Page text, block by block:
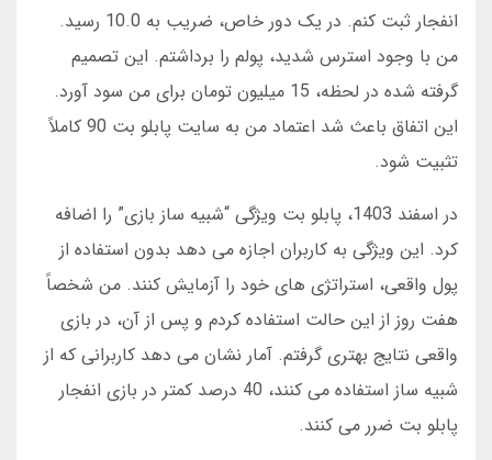
انفجار ثبت کنم. در یک دور خاص، ضریب به 10.0 رسید.
من با وجود استرس شدید، پولم را برداشتم. این تصمیم
گرفته شده در لحظه، 15 میلیون تومان برای من سود آورد.
این اتفاق باعث شد اعتماد من به سایت پابلو بت 90 کاملاً
تثبیت شود.
در اسفند 1403، پابلو بت ویژگی “شبیه ساز بازی” را اضافه
کرد. این ویژگی به کاربران اجازه می دهد بدون استفاده از
پول واقعی، استراتژی های خود را آزمایش کنند. من شخصاً
هفت روز از این حالت استفاده کردم و پس از آن، در بازی
واقعی نتایج بهتری گرفتم. آمار نشان می دهد کاربرانی که از
شبیه ساز استفاده می کنند، 40 درصد کمتر در بازی انفجار
پابلو بت ضرر می کنند.